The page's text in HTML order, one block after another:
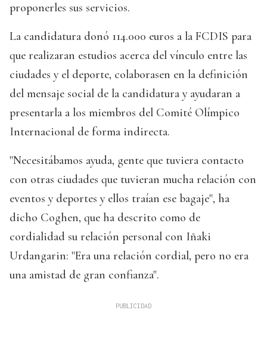
proponerles sus servicios.
La candidatura donó 114.000 euros a la FCDIS para
que realizaran estudios acerca del vínculo entre las
ciudades y el deporte, colaborasen en la definición
del mensaje social de la candidatura y ayudaran a
presentarla a los miembros del Comité Olímpico
Internacional de forma indirecta.
"Necesitábamos ayuda, gente que tuviera contacto
con otras ciudades que tuvieran mucha relación con
eventos y deportes y ellos traían ese bagaje", ha
dicho Coghen, que ha descrito como de
cordialidad su relación personal con Iñaki
Urdangarin: "Era una relación cordial, pero no era
una amistad de gran confianza".